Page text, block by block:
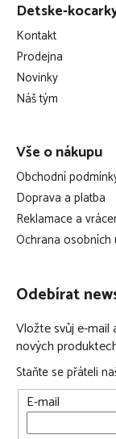
Detske-
Kontakt
Prodejna
Novinky
Náš tým
Vše o nákupu
Obchodní
Doprava a platba
Reklamace a
Ochrana osobních
Odebírat
Vložte svůj e-mail
nových
Staňte se přáteli
E-mail